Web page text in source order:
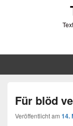
Für blöd
Veröffentlicht am 14.